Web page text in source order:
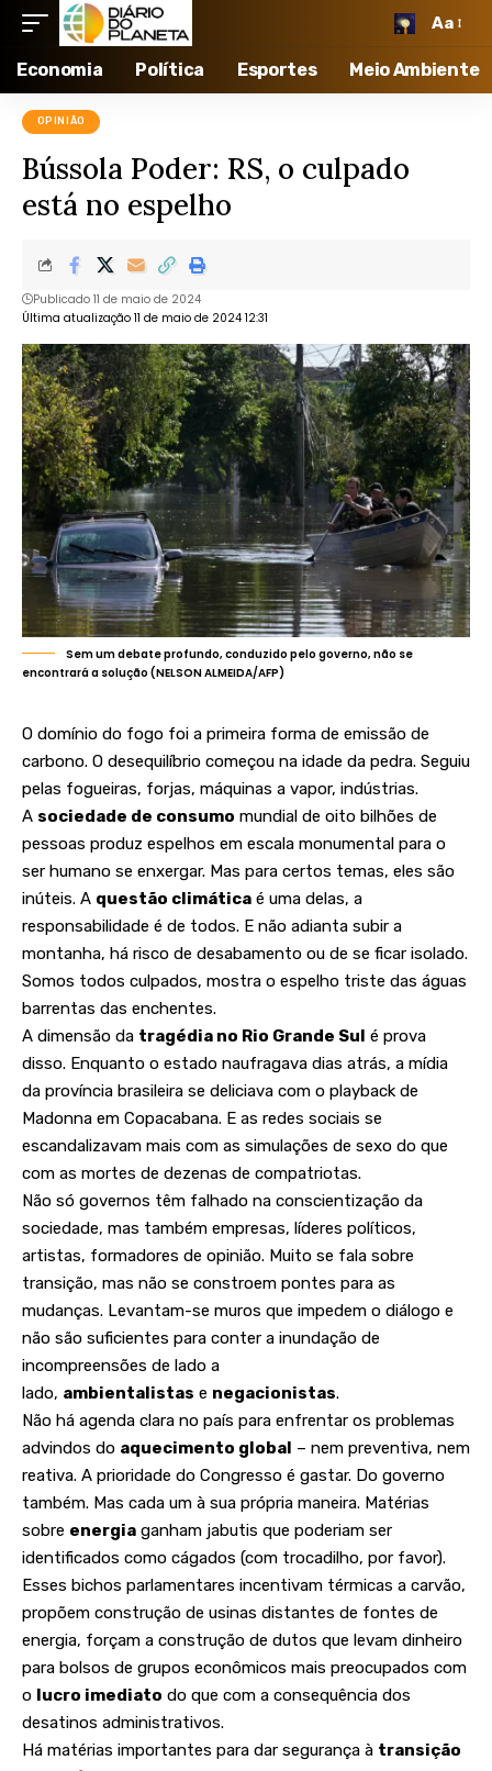
Aa
Economia Política Esportes Meio Ambiente
OPINIÃO
Bússola Poder: RS, o culpado
está no espelho
Última atualização 11 de maio de 2024 12:31
Publicado 11 de maio de 2024
Sem um debate profundo, conduzido pelo governo, não se
encontrará a solução (NELSON ALMEIDA/AFP)
O domínio do fogo foi a primeira forma de emissão de
carbono. O desequilíbrio começou na idade da pedra. Seguiu
pelas fogueiras, forjas, máquinas a vapor, indústrias.
A sociedade de consumo mundial de oito bilhões de
pessoas produz espelhos em escala monumental para o
ser humano se enxergar. Mas para certos temas, eles são
inúteis. A questão climática é uma delas, a
responsabilidade é de todos. E não adianta subir a
montanha, há risco de desabamento ou de se ficar isolado.
Somos todos culpados, mostra o espelho triste das águas
barrentas das enchentes.
A dimensão da tragédia no Rio Grande Sul é prova
disso. Enquanto o estado naufragava dias atrás, a mídia
da província brasileira se deliciava com o playback de
Madonna em Copacabana. E as redes sociais se
escandalizavam mais com as simulações de sexo do que
com as mortes de dezenas de compatriotas.
Não só governos têm falhado na conscientização da
sociedade, mas também empresas, líderes políticos,
artistas, formadores de opinião. Muito se fala sobre
transição, mas não se constroem pontes para as
mudanças. Levantam-se muros que impedem o diálogo e
não são suficientes para conter a inundação de
incompreensões de lado a
lado, ambientalistas e negacionistas.
Não há agenda clara no país para enfrentar os problemas
advindos do aquecimento global – nem preventiva, nem
reativa. A prioridade do Congresso é gastar. Do governo
também. Mas cada um à sua própria maneira. Matérias
sobre energia ganham jabutis que poderiam ser
identificados como cágados (com trocadilho, por favor).
Esses bichos parlamentares incentivam térmicas a carvão,
propõem construção de usinas distantes de fontes de
energia, forçam a construção de dutos que levam dinheiro
para bolsos de grupos econômicos mais preocupados com
o lucro imediato do que com a consequência dos
desatinos administrativos.
Há matérias importantes para dar segurança à transição